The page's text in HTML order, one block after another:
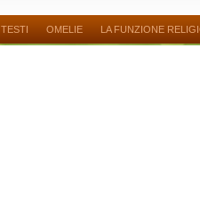
TESTI OMELIE LA FUNZIONE